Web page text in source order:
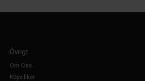
Övrigt
Om Oss
Köpvillkor